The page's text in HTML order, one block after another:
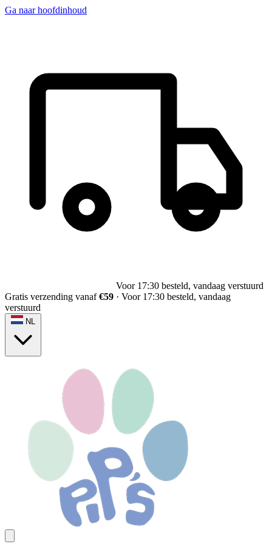
Ga naar hoofdinhoud
Voor 17:30 besteld, vandaag verstuurd
Gratis verzending vanaf€59 · Voor 17:30 besteld, vandaag
verstuurd
NL